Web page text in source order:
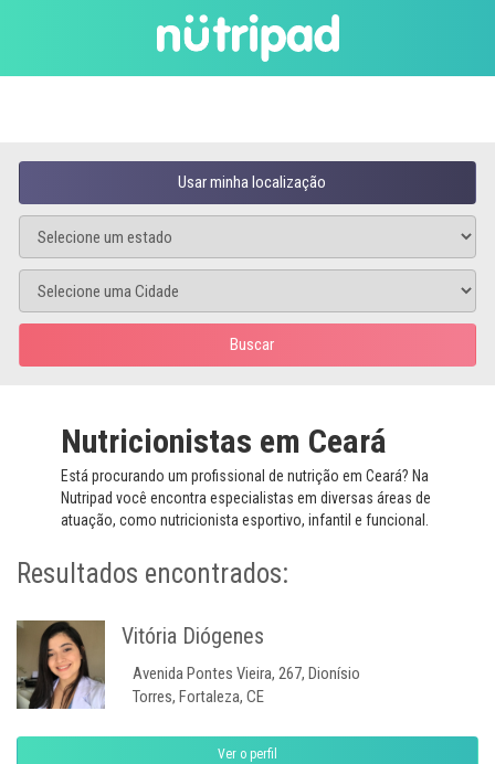
Usar minha localização
Buscar
Nutricionistas em Ceará
Está procurando um profissional de nutrição em Ceará? Na
Nutripad você encontra especialistas em diversas áreas de
atuação, como nutricionista esportivo, infantil e funcional.
Resultados encontrados:
Vitória Diógenes
Avenida Pontes Vieira, 267, Dionísio
Torres, Fortaleza, CE
Ver o perfil